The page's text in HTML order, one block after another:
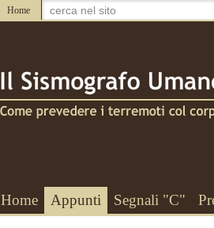
Home
Home Appunti Segnali "C"